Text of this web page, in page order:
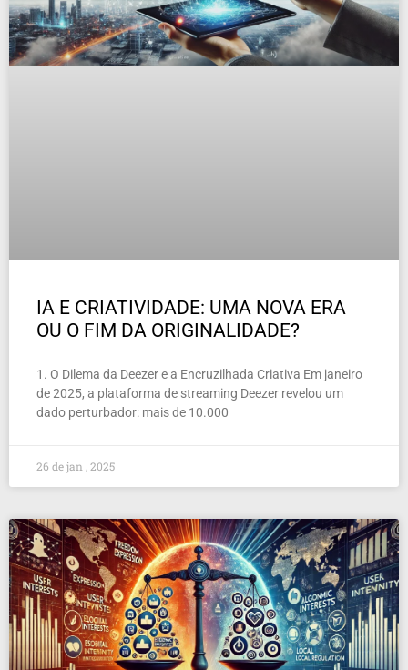
IA E CRIATIVIDADE: UMA NOVA ERA
OU O FIM DA ORIGINALIDADE?
1. O Dilema da Deezer e a Encruzilhada Criativa Em janeiro
de 2025, a plataforma de streaming Deezer revelou um
dado perturbador: mais de 10.000
26 de jan , 2025